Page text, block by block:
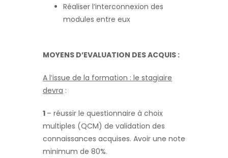
Réaliser l’interconnexion des
modules entre eux
MOYENS D’EVALUATION DES ACQUIS :
A l’issue de la formation : le stagiaire
devra :
1 – réussir le questionnaire à choix
multiples (QCM) de validation des
connaissances acquises. Avoir une note
minimum de 80%.